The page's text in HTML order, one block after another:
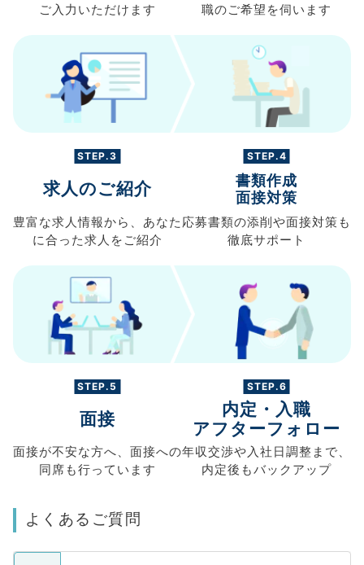
ご入力 いただけます
職のご希望を伺います
STEP.3
求人のご紹介
豊富な求人情報から、 あなた
に合った求人を ご紹介
STEP.4
書類作成
面接対策
応募書類の添削や面接対策も
徹底サポート
STEP.5
面接
面接が不安な方へ、 面接への
同席も行っています
STEP.6
内定・入職
アフターフォロー
年収交渉や入社日調整まで、
内定後もバックアップ
よくあるご質問